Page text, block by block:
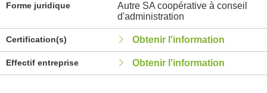
Forme juridique
Autre SA coopérative à conseil
d'administration
Certification(s) Obtenir l'information
Effectif entreprise Obtenir l'information